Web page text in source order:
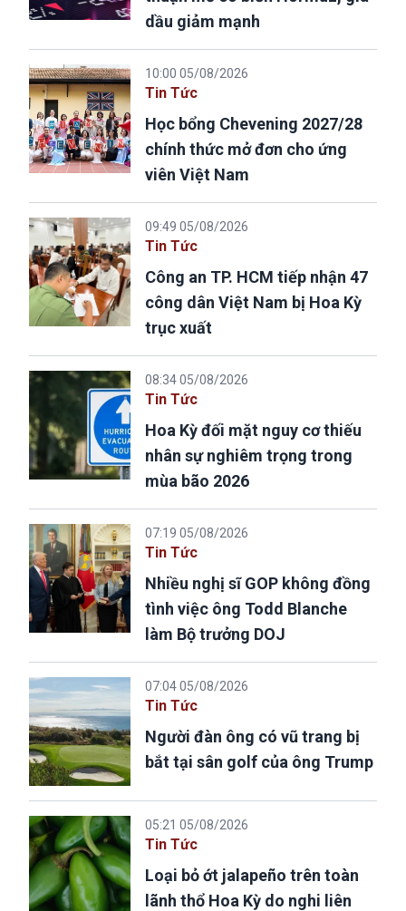
dầu giảm mạnh
10:00 05/08/2026
Tin Tức
Học bổng Chevening 2027/28
chính thức mở đơn cho ứng
viên Việt Nam
09:49 05/08/2026
Tin Tức
Công an TP. HCM tiếp nhận 47
công dân Việt Nam bị Hoa Kỳ
trục xuất
08:34 05/08/2026
Tin Tức
Hoa Kỳ đối mặt nguy cơ thiếu
nhân sự nghiêm trọng trong
mùa bão 2026
07:19 05/08/2026
Tin Tức
Nhiều nghị sĩ GOP không đồng
tình việc ông Todd Blanche
làm Bộ trưởng DOJ
07:04 05/08/2026
Tin Tức
Người đàn ông có vũ trang bị
bắt tại sân golf của ông Trump
05:21 05/08/2026
Tin Tức
Loại bỏ ớt jalapeño trên toàn
lãnh thổ Hoa Kỳ do nghi liên